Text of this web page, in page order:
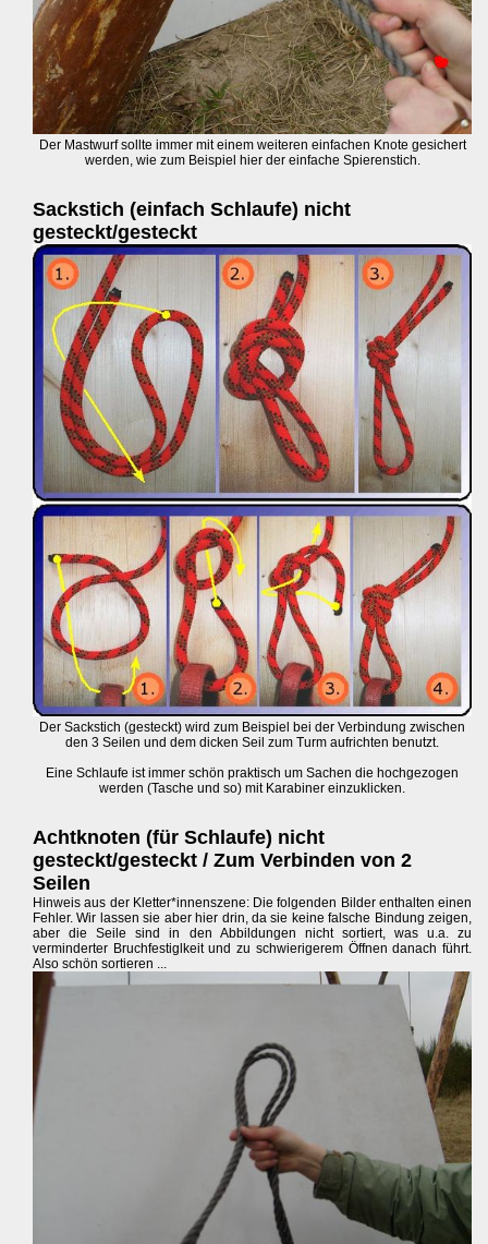
Der Mastwurf sollte immer mit einem weiteren einfachen Knote gesichert
werden, wie zum Beispiel hier der einfache Spierenstich.
Sackstich (einfach Schlaufe) nicht
gesteckt/gesteckt
Der Sackstich (gesteckt) wird zum Beispiel bei der Verbindung zwischen
den 3 Seilen und dem dicken Seil zum Turm aufrichten benutzt.
Eine Schlaufe ist immer schön praktisch um Sachen die hochgezogen
werden (Tasche und so) mit Karabiner einzuklicken.
Achtknoten (für Schlaufe) nicht
gesteckt/gesteckt / Zum Verbinden von 2
Seilen
Hinweis aus der Kletter*innenszene: Die folgenden Bilder enthalten einen
Fehler. Wir lassen sie aber hier drin, da sie keine falsche Bindung zeigen,
aber die Seile sind in den Abbildungen nicht sortiert, was u.a. zu
verminderter Bruchfestiglkeit und zu schwierigerem Öffnen danach führt.
Also schön sortieren ...